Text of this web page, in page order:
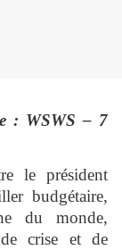
: WSWS – 7
le président
budgétaire,
du monde,
crise et de